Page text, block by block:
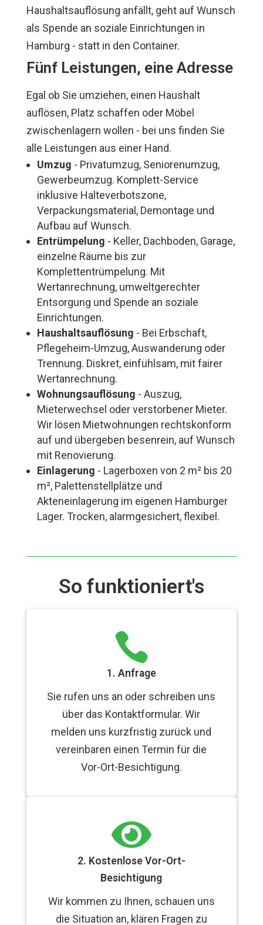
Haushaltsauflösung anfällt, geht auf Wunsch
als Spende an soziale Einrichtungen in
Hamburg - statt in den Container.
Fünf Leistungen, eine Adresse
Egal ob Sie umziehen, einen Haushalt
auflösen, Platz schaffen oder Möbel
zwischenlagern wollen - bei uns finden Sie
alle Leistungen aus einer Hand.
Umzug - Privatumzug, Seniorenumzug,
Gewerbeumzug. Komplett-Service
inklusive Halteverbotszone,
Verpackungsmaterial, Demontage und
Aufbau auf Wunsch.
Entrümpelung - Keller, Dachboden, Garage,
einzelne Räume bis zur
Komplettentrümpelung. Mit
Wertanrechnung, umweltgerechter
Entsorgung und Spende an soziale
Einrichtungen.
Haushaltsauflösung - Bei Erbschaft,
Pflegeheim-Umzug, Auswanderung oder
Trennung. Diskret, einfühlsam, mit fairer
Wertanrechnung.
Wohnungsauflösung - Auszug,
Mieterwechsel oder verstorbener Mieter.
Wir lösen Mietwohnungen rechtskonform
auf und übergeben besenrein, auf Wunsch
mit Renovierung.
Einlagerung - Lagerboxen von 2 m² bis 20
m², Palettenstellplätze und
Akteneinlagerung im eigenen Hamburger
Lager. Trocken, alarmgesichert, flexibel.
So funktioniert's

1. Anfrage
Sie rufen uns an oder schreiben uns
über das Kontaktformular. Wir
melden uns kurzfristig zurück und
vereinbaren einen Termin für die
Vor-Ort-Besichtigung.

2. Kostenlose Vor-Ort-
Besichtigung
Wir kommen zu Ihnen, schauen uns
die Situation an, klären Fragen zu